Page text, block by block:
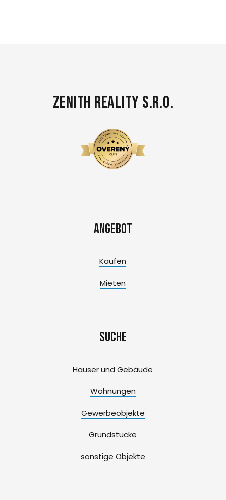
Zenith Reality s.r.o.
Angebot
Kaufen
Mieten
Suche
Häuser und Gebäude
Wohnungen
Gewerbeobjekte
Grundstücke
sonstige Objekte